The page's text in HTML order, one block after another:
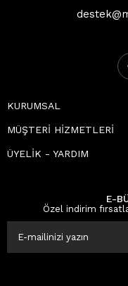
KURUMSAL
MÜŞTERİ HİZMETLERİ
ÜYELİK - YARDIM
E-
Özel indirim